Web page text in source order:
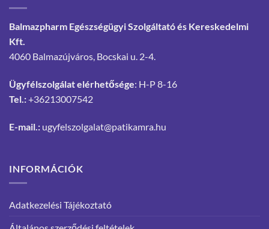
Balmazpharm Egészségügyi Szolgáltató és Kereskedelmi
Kft.
4060 Balmazújváros, Bocskai u. 2-4.
Ügyfélszolgálat elérhetősége: H-P 8-16
Tel.:+36213007542
E-mail.: ugyfelszolgalat@patikamra.hu
INFORMÁCIÓK
Adatkezelési Tájékoztató